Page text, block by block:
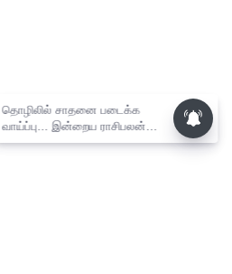
தொழிலில் சாதனை படைக்க
வாய்ப்பு... இன்றைய ராசிபலன்
08.08.2026